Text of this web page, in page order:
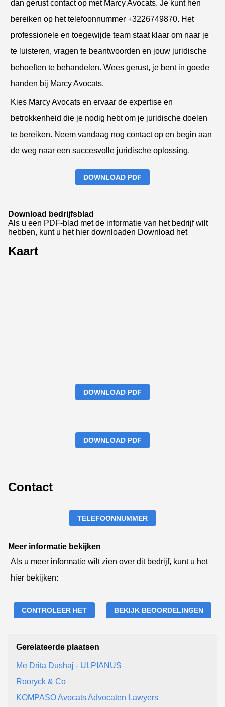
dan gerust contact op met Marcy Avocats. Je kunt hen
bereiken op het telefoonnummer +3226749870. Het
professionele en toegewijde team staat klaar om naar je
te luisteren, vragen te beantwoorden en jouw juridische
behoeften te behandelen. Wees gerust, je bent in goede
handen bij Marcy Avocats.
Kies Marcy Avocats en ervaar de expertise en
betrokkenheid die je nodig hebt om je juridische doelen
te bereiken. Neem vandaag nog contact op en begin aan
de weg naar een succesvolle juridische oplossing.
DOWNLOAD PDF
Download bedrijfsblad
Als u een PDF-blad met de informatie van het bedrijf wilt
hebben, kunt u het hier downloaden Download het
Kaart
DOWNLOAD PDF
DOWNLOAD PDF
Contact
TELEFOONNUMMER
Meer informatie bekijken
Als u meer informatie wilt zien over dit bedrijf, kunt u het
hier bekijken:
CONTROLEER HET BEKIJK BEOORDELINGEN
Gerelateerde plaatsen
Me Drita Dushaj - ULPIANUS
Rooryck & Co
KOMPASO Avocats Advocaten Lawyers